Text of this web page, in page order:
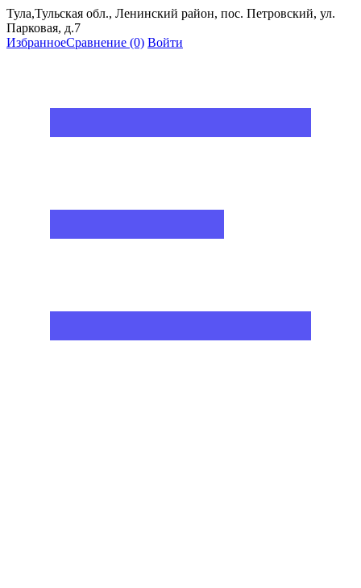
Тула,Тульская обл., Ленинский район, пос. Петровский, ул.
Парковая, д.7
ИзбранноеСравнение (0) Войти